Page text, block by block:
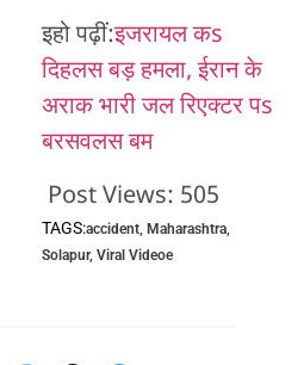
इहो पढ़ीं:इजरायल कs
दिहलस बड़ हमला, ईरान के
अराक भारी जल रिएक्टर पs
बरसवलस बम
Post Views: 505
TAGS:accident, Maharashtra,
Solapur, Viral Videoe